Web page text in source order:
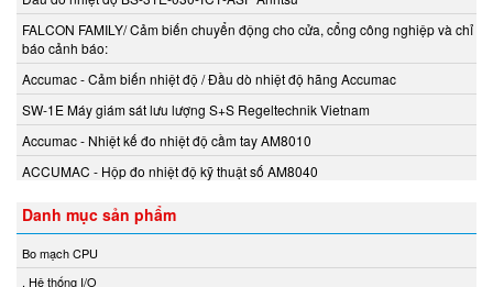
BIFOLD
Bifold (Rotork)
Bihl+wiedemann
Bihl+wiedemann Vietnam
Biuged Vietnam
BLH NOBEL
Bronkhorst
Brook Instrument Vietnam
FALCON FAMILY/ Cảm biến chuyển động cho cửa, cổng công nghiệp và chỉ
báo cảnh báo:
Accumac - Cảm biến nhiệt độ / Đầu dò nhiệt độ hãng Accumac
SW-1E Máy giám sát lưu lượng S+S Regeltechnik Vietnam
Accumac - Nhiệt kế đo nhiệt độ cầm tay AM8010
ACCUMAC - Hộp đo nhiệt độ kỹ thuật số AM8040
Danh mục sản phẩm
Bo mạch CPU
. Hệ thống I/O